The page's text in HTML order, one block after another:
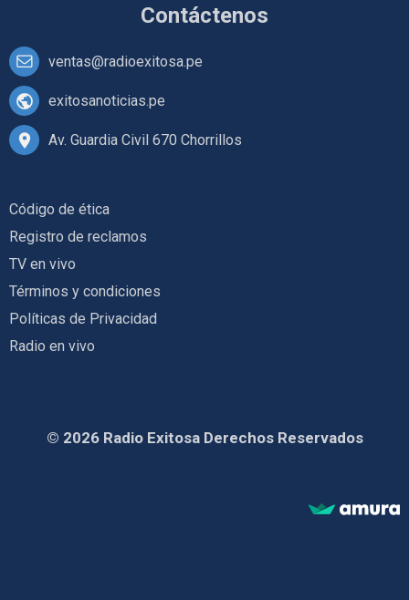
Contáctenos
ventas@radioexitosa.pe
exitosanoticias.pe
Av. Guardia Civil 670 Chorrillos
Código de ética
Registro de reclamos
TV en vivo
Términos y condiciones
Políticas de Privacidad
Radio en vivo
© 2026 Radio Exitosa Derechos Reservados